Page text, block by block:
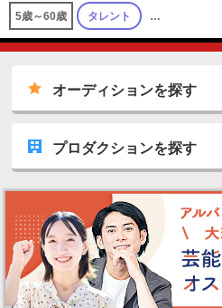
5歳～60歳 タレント …
オーディションを探す
プロダクションを探す